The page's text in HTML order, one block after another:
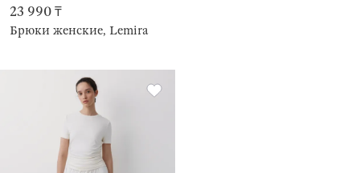
23 990 ₸
Брюки женские, Lemira